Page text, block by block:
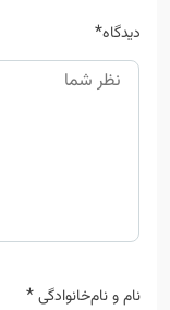
دیدگاه*
نام و نام‌خانوادگی*